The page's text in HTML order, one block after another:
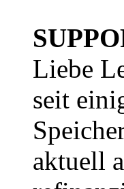
Liebe
seit
aktuell